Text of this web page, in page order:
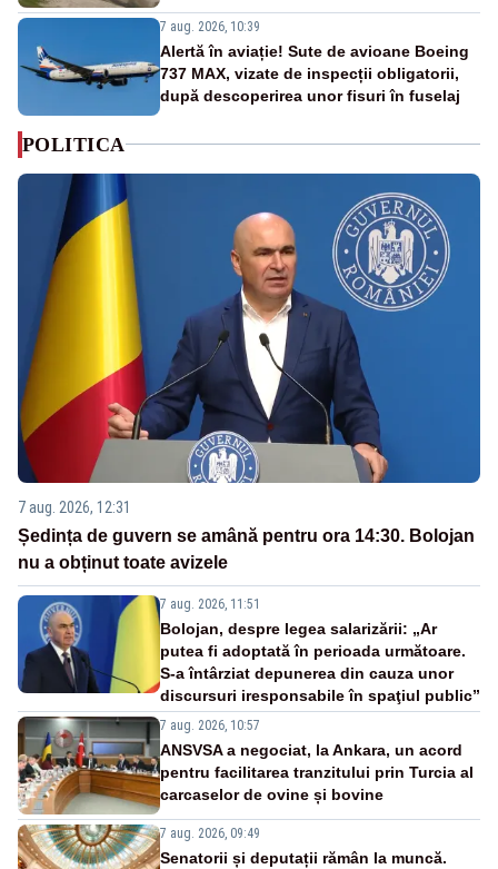
7 aug. 2026, 10:39
Alertă în aviație! Sute de avioane Boeing
737 MAX, vizate de inspecții obligatorii,
după descoperirea unor fisuri în fuselaj
POLITICA
7 aug. 2026, 12:31
Ședința de guvern se amână pentru ora 14:30. Bolojan
nu a obținut toate avizele
7 aug. 2026, 11:51
Bolojan, despre legea salarizării: „Ar
putea fi adoptată în perioada următoare.
S-a întârziat depunerea din cauza unor
discursuri iresponsabile în spaţiul public”
7 aug. 2026, 10:57
ANSVSA a negociat, la Ankara, un acord
pentru facilitarea tranzitului prin Turcia al
carcaselor de ovine și bovine
7 aug. 2026, 09:49
Senatorii și deputații rămân la muncă.